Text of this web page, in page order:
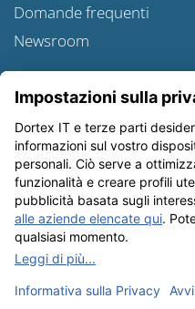
Domande frequenti
Newsroom
Informativa sulle spedizioni
Newsletter
Tutela dei dati
Condizioni Generali
Editoriale
I nostri metodi di pagamento: